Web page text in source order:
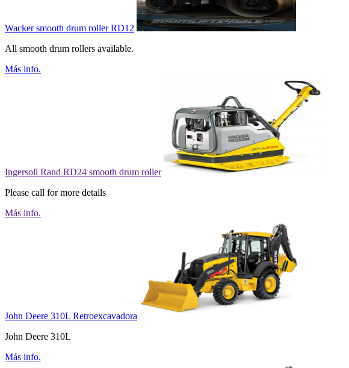
Wacker smooth drum roller RD12
All smooth drum rollers available.
Más info.
Ingersoll Rand RD24 smooth drum roller
Please call for more details
Más info.
John Deere 310L Retroexcavadora
John Deere 310L
Más info.